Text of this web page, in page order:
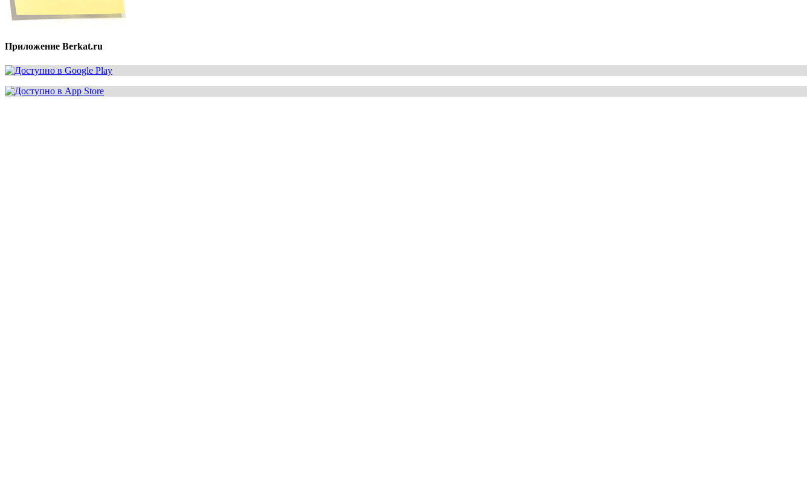
Приложение Berkat.ru